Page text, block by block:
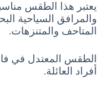
يعتبر هذا الطقس
والمرافق السياحية
المتاحف والمتنزهات.
الطقس المعتدل في
أفراد العائلة.